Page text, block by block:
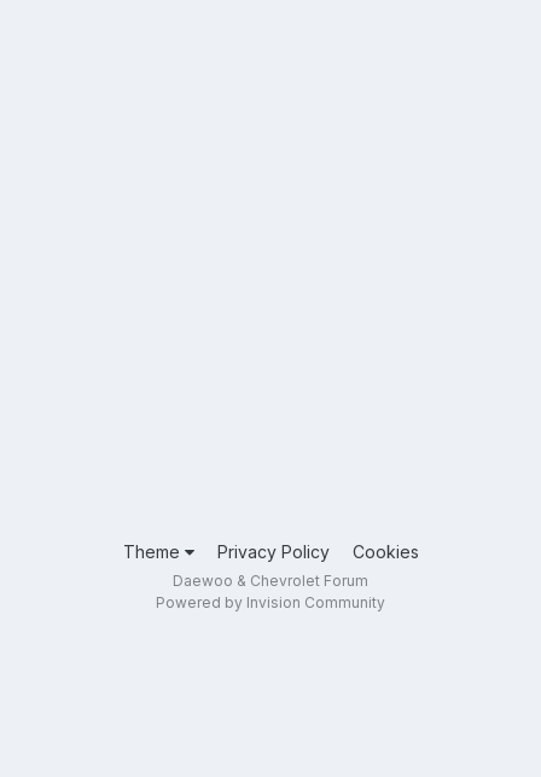
Theme Privacy Policy Cookies
Daewoo & Chevrolet Forum
Powered by Invision Community